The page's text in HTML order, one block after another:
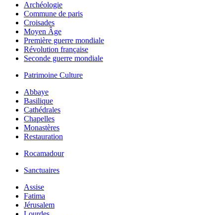
Archéologie
Commune de paris
Croisades
Moyen Âge
Première guerre mondiale
Révolution française
Seconde guerre mondiale
Patrimoine Culture
Abbaye
Basilique
Cathédrales
Chapelles
Monastères
Restauration
Rocamadour
Sanctuaires
Assise
Fatima
Jérusalem